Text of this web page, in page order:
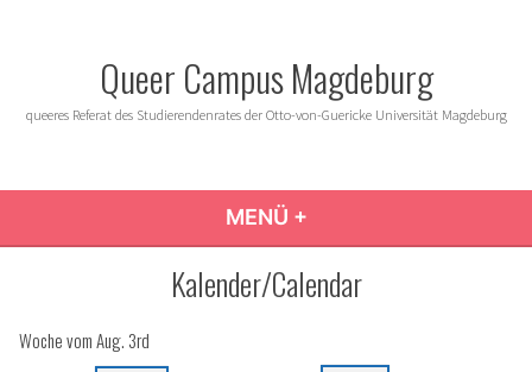
Queer Campus Magdeburg
queeres Referat des Studierendenrates der Otto-von-Guericke Universität Magdeburg
MENÜ +
Kalender/Calendar
Woche vom Aug. 3rd